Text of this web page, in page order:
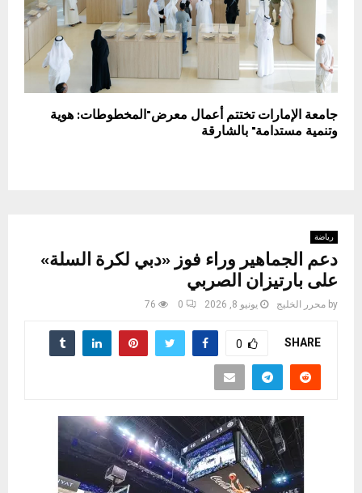
جامعة الإمارات تختتم أعمال معرض"المخطوطات: هوية
وتنمية مستدامة" بالشارقة
رياضة
دعم الجماهير وراء فوز «دبي لكرة السلة»
على بارتيزان الصربي
by محرر الخليج يونيو 8, 2026 0
76
SHARE
0